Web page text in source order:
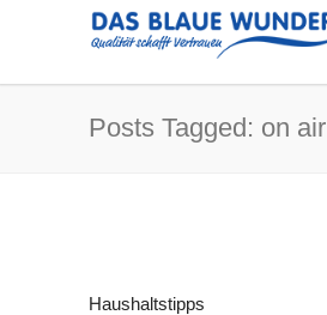
Posts Tagged: on air
Haushaltstipps